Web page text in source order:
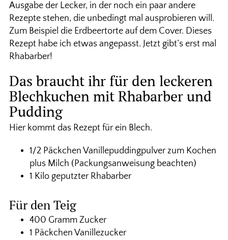
Ausgabe der Lecker, in der noch ein paar andere
Rezepte stehen, die unbedingt mal ausprobieren will.
Zum Beispiel die Erdbeertorte auf dem Cover. Dieses
Rezept habe ich etwas angepasst. Jetzt gibt’s erst mal
Rhabarber!
Das braucht ihr für den leckeren
Blechkuchen mit Rhabarber und
Pudding
Hier kommt das Rezept für ein Blech.
1/2 Päckchen Vanillepuddingpulver zum Kochen
plus Milch (Packungsanweisung beachten)
1 Kilo geputzter Rhabarber
Für den Teig
400 Gramm Zucker
1 Päckchen Vanillezucker